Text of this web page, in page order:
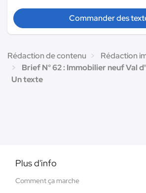
Commander des
Rédaction de contenu
Rédaction
Brief N° 62 : Immobilier neuf Val
Un texte
Plus d'info
Comment ça marche